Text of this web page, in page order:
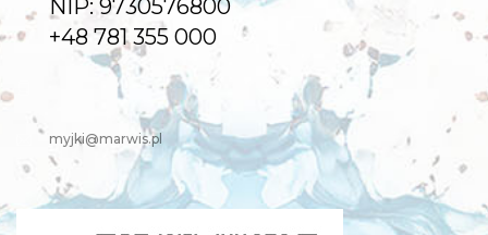
NIP: 9730576800
+48 781 355 000
myjki@marwis.pl